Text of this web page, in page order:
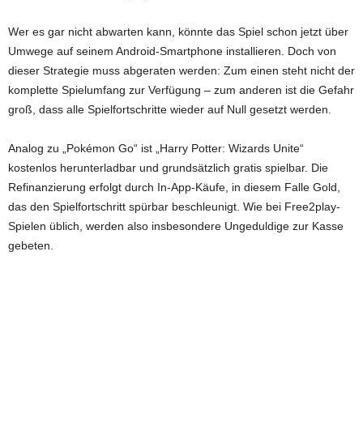
Wer es gar nicht abwarten kann, könnte das Spiel schon jetzt über
Umwege auf seinem Android-Smartphone installieren. Doch von
dieser Strategie muss abgeraten werden: Zum einen steht nicht der
komplette Spielumfang zur Verfügung – zum anderen ist die Gefahr
groß, dass alle Spielfortschritte wieder auf Null gesetzt werden.
Analog zu „Pokémon Go“ ist „Harry Potter: Wizards Unite“
kostenlos herunterladbar und grundsätzlich gratis spielbar. Die
Refinanzierung erfolgt durch In-App-Käufe, in diesem Falle Gold,
das den Spielfortschritt spürbar beschleunigt. Wie bei Free2play-
Spielen üblich, werden also insbesondere Ungeduldige zur Kasse
gebeten.